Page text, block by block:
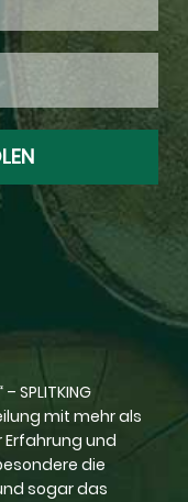
SPLITKING
mit mehr als
und
die
sogar das